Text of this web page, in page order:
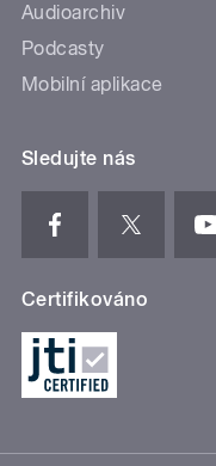
Audioarchiv
Podcasty
Mobilní aplikace
Sledujte nás
Certifikováno